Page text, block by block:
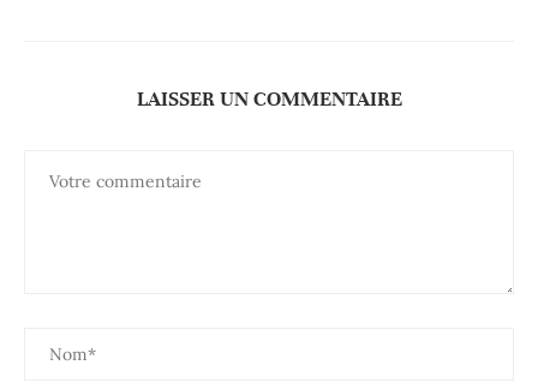
LAISSER UN COMMENTAIRE